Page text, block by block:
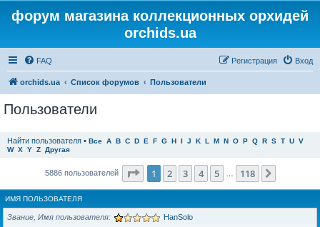
форум магазина коллекционных орхидей
orchids.ua
FAQ Вход
Регистрация
orchids.ua Список форумов Пользователи
Пользователи
Найти пользователя • Все A B C D E F G H I J K L M N O P Q R S T U V
W X Y Z Другая
5886 пользователей Страница из 118
1 2 3 4 5 118
ИМЯ ПОЛЬЗОВАТЕЛЯ
Звание, Имя пользователя HanSolo